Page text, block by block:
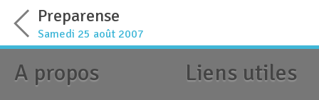
Preparense
Samedi 25 août 2007
A propos Liens utiles